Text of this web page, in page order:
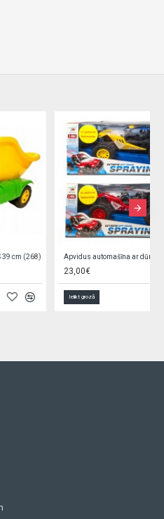
Apvidus automašīna ar dūma efektu, RC pulti un uzlādes ierīci Q12609
Ielikt grozā